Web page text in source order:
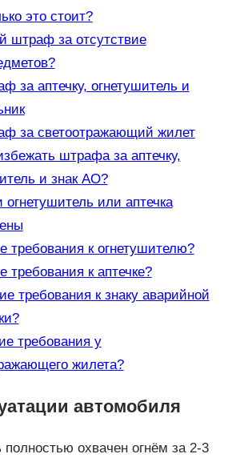
это стоит?
штраф за отсутствие
за аптечку, огнетушитель и
за светоотражающий жилет
штрафа за аптечку,
и знак АО?
или аптечка
требования к огнетушителю?
требования к аптечке?
требования к знаку аварийной
требования у
жилета?
автомобиля
охвачен огнём за 2-3